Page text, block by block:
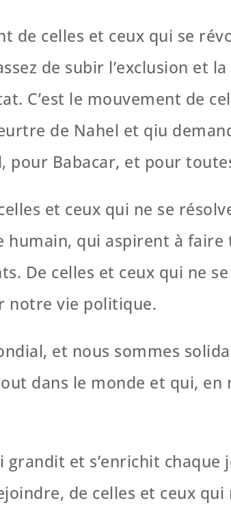
de celles et ceux qui se
de subir l’exclusion et
C’est le mouvement de
de Nahel et qiu
pour Babacar, et pour
et ceux qui ne se
humain, qui aspirent à
De celles et ceux qui ne
notre vie politique.
et nous sommes
dans le monde et qui,
grandit et s’enrichit
de celles et ceux